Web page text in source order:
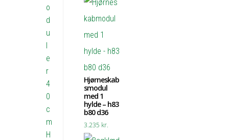
Hjørneskab
smodul
med 1
hylde – h83
b80 d36
3.235 kr.
o
d
u
l
e
r
4
0
c
m
H